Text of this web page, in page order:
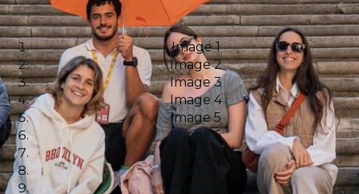
Image 1
Image 2
Image 3
Image 4
Image 5
Image 6
Image 8